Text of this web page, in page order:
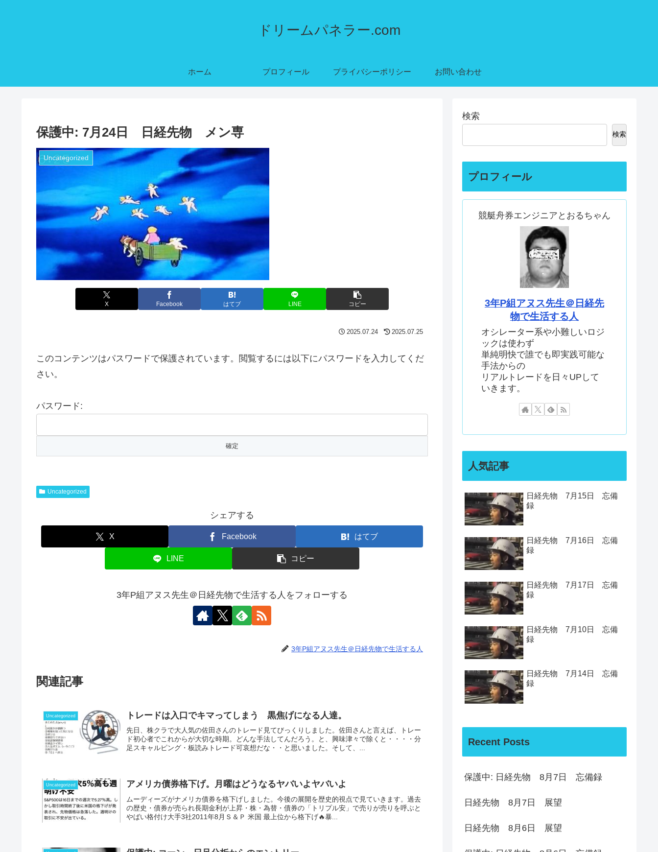
ドリームパネラー.com
ホーム プロフィール プライバシーポリシー お問い合わせ
保護中: 7月24日 日経先物 メン専
Uncategorized
X Facebook はてブ LINE コピー
2025.07.24 2025.07.25
このコンテンツはパスワードで保護されています。閲覧するには以下にパスワードを入力してくだ
さい。
パスワード:
Uncategorized
シェアする
X Facebook はてブ
LINE コピー
3年P組アヌス先生＠日経先物で生活する人をフォローする
3年P組アヌス先生＠日経先物で生活する人
関連記事
Uncategorized トレードは入口でキマってしまう 黒焦げになる人達。
先日、株クラで大人気の佐田さんのトレード見てびっくりしました。佐田さんと言えば、トレー
ド初心者でこれからが大切な時期。どんな手法してんだろう。と、興味津々で除くと・・・・分
足スキャルピング・板読みトレード可哀想だな・・と思いました。そして、...
Uncategorized アメリカ債券格下げ。月曜はどうなるヤバいよヤバいよ
ムーディーズがナメリカ債券を格下げしました。今後の展開を歴史的視点で見ていきます。過去
の歴史・債券が売られ長期金利が上昇・株・為替・債券の「トリプル安」で売りが売りを呼ぶと
やばい格付け大手3社2011年8月Ｓ＆Ｐ 米国 最上位から格下げ🔥暴...
検索
検索
プロフィール
競艇舟券エンジニアとおるちゃん
3年P組アヌス先生＠日経先
物で生活する人
オシレーター系や小難しいロジ
ックは使わず
単純明快で誰でも即実践可能な
手法からの
リアルトレードを日々UPして
いきます。
人気記事
日経先物 7月15日 忘備
録
日経先物 7月16日 忘備
録
日経先物 7月17日 忘備
録
日経先物 7月10日 忘備
録
日経先物 7月14日 忘備
録
Recent Posts
保護中: 日経先物 8月7日 忘備録
日経先物 8月7日 展望
日経先物 8月6日 展望